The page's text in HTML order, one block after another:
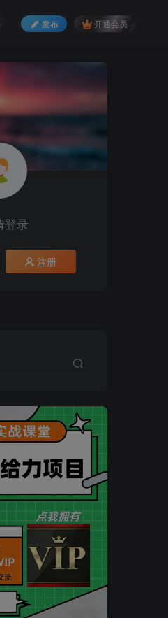
发布 开通会员
登录
注册
全年最低价-立即抢额
过!